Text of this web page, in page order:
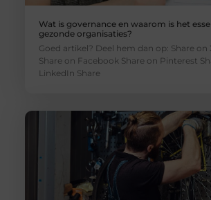
Wat is governance en waarom is het
gezonde organisaties?
Goed artikel? Deel hem dan op: Share on
Share on Facebook Share on Pinterest
LinkedIn Share